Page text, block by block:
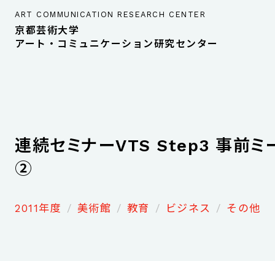
ART COMMUNICATION RESEARCH CENTER
京都芸術大学
アート・コミュニケーション研究センター
連続セミナーVTS Step3 事前ミ
②
2011年度 美術館 教育 ビジネス その他